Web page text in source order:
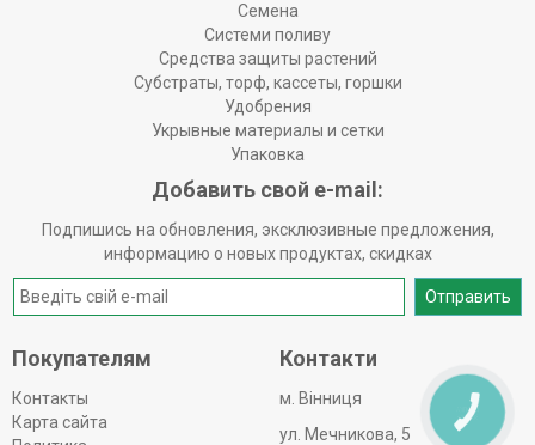
Семена
Системи поливу
Средства защиты растений
Субстраты, торф, кассеты, горшки
Удобрения
Укрывные материалы и сетки
Упаковка
Добавить свой e-mail:
Подпишись на обновления, эксклюзивные предложения,
информацию о новых продуктах, скидках
Отправить
Покупателям
Контакты
Карта сайта
Контакти
м. Вінниця
ул. Мечникова, 5
КНОПКА
ЗВ'ЯЗКУ